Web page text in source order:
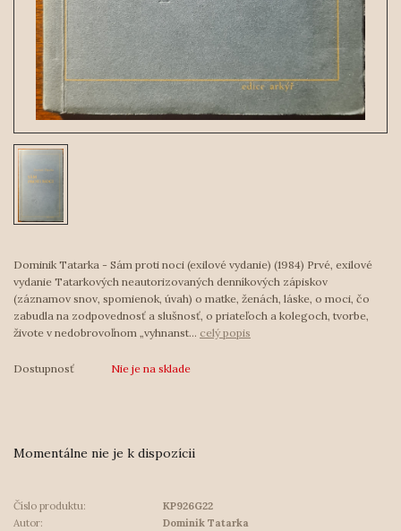
Dominik Tatarka - Sám proti noci (exilové vydanie) (1984) Prvé, exilové
vydanie Tatarkových neautorizovaných denníkových zápiskov
(záznamov snov, spomienok, úvah) o matke, ženách, láske, o moci, čo
zabudla na zodpovednosť a slušnosť, o priateľoch a kolegoch, tvorbe,
živote v nedobrovoľnom „vyhnanst... celý popis
Dostupnosť Nie je na sklade
Momentálne nie je k dispozícii
Číslo produktu:
KP926G22
Autor:
Dominik Tatarka